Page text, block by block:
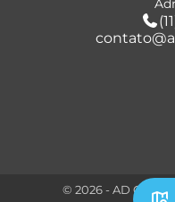
© 2026 - AD